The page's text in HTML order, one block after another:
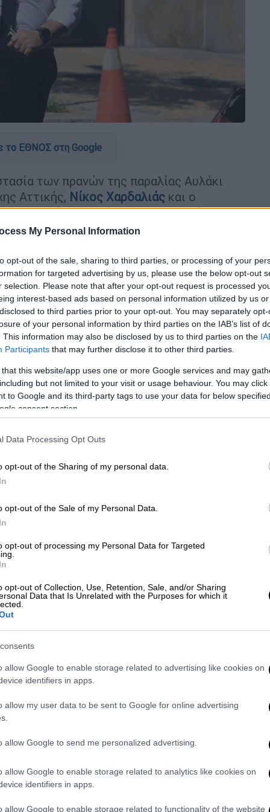
My Personal Information
opt-out of the sale, sharing to third parties, or processing of your
for targeted advertising by us, please use the below opt-out
selection. Please note that after your opt-out request is processed
interest-based ads based on personal information utilized by us
to third parties prior to your opt-out. You may separately
of your personal information by third parties on the IAB’s list of
This information may also be disclosed by us to third parties on the
Participants that may further disclose it to other third parties.
that this website/app uses one or more Google services and may
but not limited to your visit or usage behaviour. You may
to Google and its third-party tags to use your data for below
consent section.
Data Processing Opt Outs
opt-out of the Sharing of my personal data.
opt-out of the Sale of my Personal Data.
opt-out of processing my Personal Data for Targeted
opt-out of Collection, Use, Retention, Sale, and/or Sharing
Data that Is Unrelated with the Purposes for which it
allow Google to enable storage related to advertising like cookies on
identifiers in apps.
allow my user data to be sent to Google for online advertising
allow Google to send me personalized advertising.
allow Google to enable storage related to analytics like cookies on
identifiers in apps.
allow Google to enable storage related to functionality of the website
το ΕΘΝΟΣ στη Google
των πρανών της παραλίας Αυλάκι
Αττικής, Νίκος Χαρδαλιάς και ο
ευκαιρία της επίσκεψης του πρώτου
από την Περιφέρεια έργων
393.534 ευρώ, «αφορά μία από τις
του νησιού, η οποία το καλοκαίρι του
κατοίκους και επισκέπτες», ανέφερε ο
τιμητική για το νησί την παρουσία
πείρα και αποτελεσματικότητα
τα προβλήματα μας, να δώσει λύσεις
Τον ευχαριστούμε από καρδιάς και τα
εφόδου της ΕΛΑΣ για τη σύλληψη
πόρους
φαινομένων που παρατηρούνται στο
στο δημαρχείο, εξετάστηκαν η
Περιφέρεια Αττικής
που έχει ανάγκη η τοπική κοινωνία
Αττικής , στο πλαίσιο της ολιστικής
μείζονος σημασίας μέχρι το τέλος
εκατ. ευρώ προκειμένου να
χρόνια αιτήματα των
η επισκευή και αποκατάσταση
με τη σχετική οδική πρόσβαση, οι
η ολοκλήρωση του δικτύου αποχέτευσης,
υδάτων και αστικών λυμάτων.